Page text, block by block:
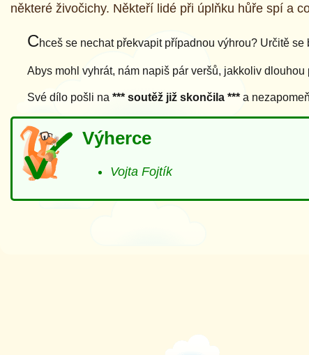
některé živočichy. Někteří lidé při úplňku hůře spí a
Chceš se nechat překvapit případnou výhrou? Určitě
Abys mohl vyhrát, nám napiš pár veršů, jakkoliv
Své dílo pošli na *** soutěž již skončila *** a
Výherce
Vojta Fojtík